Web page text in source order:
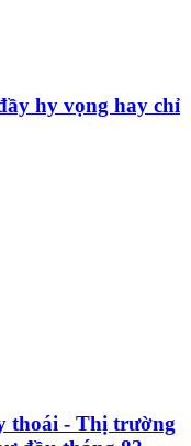
hy vọng hay chỉ
thoái - Thị trường